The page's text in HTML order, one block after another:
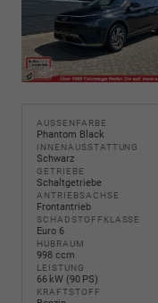
AUSSENFARBE
Phantom Black
INNENAUSSTATTUNG
Schwarz
GETRIEBE
Schaltgetriebe
ANTRIEBSACHSE
Frontantrieb
SCHADSTOFFKLASSE
Euro 6
HUBRAUM
998 ccm
LEISTUNG
66 kW (90 PS)
KRAFTSTOFF